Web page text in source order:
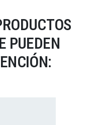
PUEDEN